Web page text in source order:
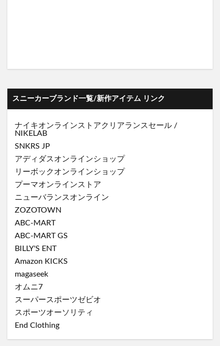
スニーカーブランド一覧/新作アイテム リンク
ナイキオンラインストアクリアランスセール /
NIKELAB
SNKRS JP
アディダスオンラインショップ
リーボックオンラインショップ
プーマオンラインストア
ニューバランスオンライン
ZOZOTOWN
ABC-MART
ABC-MART GS
BILLY'S ENT
Amazon KICKS
magaseek
オムニ7
スーパースポーツゼビオ
スポーツオーソリティ
End Clothing